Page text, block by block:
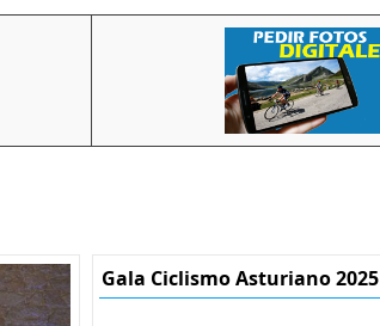
Gala Ciclismo Asturiano 2025